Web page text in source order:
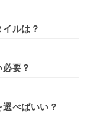
ルは？
要？
べばいい？